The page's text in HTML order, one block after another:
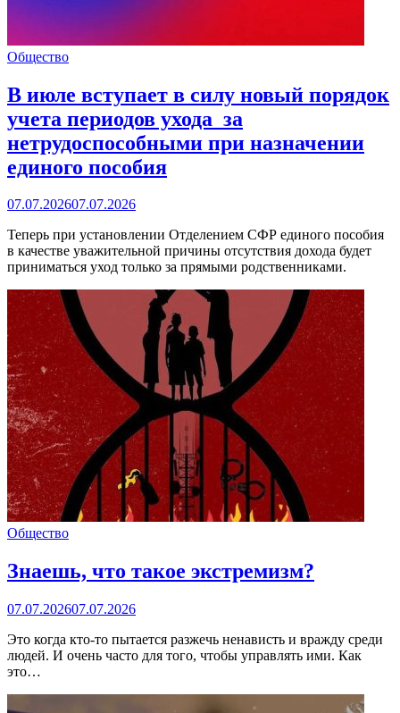
Общество
В июле вступает в силу новый порядок
учета периодов ухода за
нетрудоспособными при назначении
единого пособия
07.07.202607.07.2026
Теперь при установлении Отделением СФР единого пособия
в качестве уважительной причины отсутствия дохода будет
приниматься уход только за прямыми родственниками.
Общество
Знаешь, что такое экстремизм?
07.07.202607.07.2026
Это когда кто-то пытается разжечь ненависть и вражду среди
людей. И очень часто для того, чтобы управлять ими. Как
это…